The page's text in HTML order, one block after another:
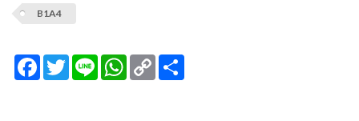
B1A4
Facebook
TwitterLine WhatsApp
Copy
Link